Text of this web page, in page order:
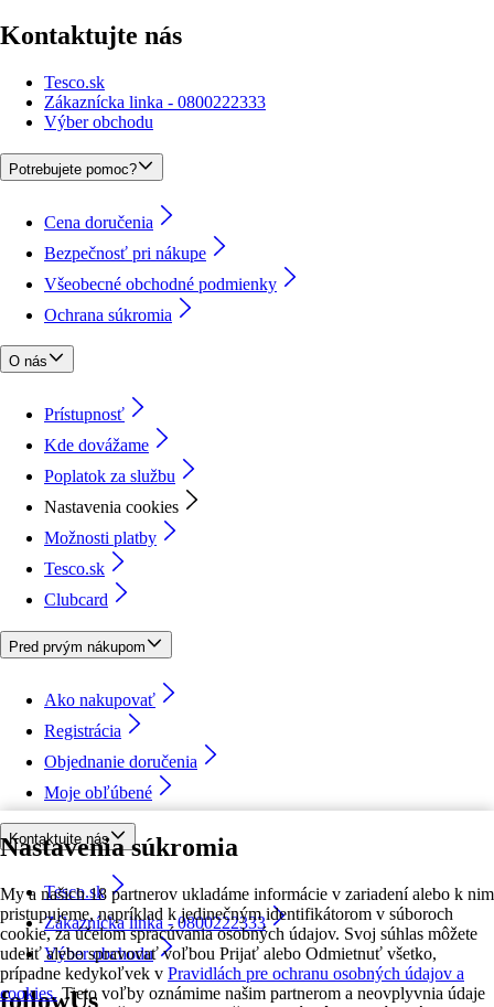
Nastavenia súkromia
My a našich 18 partnerov ukladáme informácie v zariadení alebo k nim
pristupujeme, napríklad k jedinečným identifikátorom v súboroch
cookie, za účelom spracúvania osobných údajov. Svoj súhlas môžete
udeliť alebo spravovať voľbou Prijať alebo Odmietnuť všetko,
prípadne kedykoľvek v Pravidlách pre ochranu osobných údajov a
cookies. Tieto voľby oznámime našim partnerom a neovplyvnia údaje
Kontaktujte nás
Tesco.sk
Zákaznícka linka - 0800222333
Výber obchodu
Potrebujete pomoc?
Cena doručenia
Bezpečnosť pri nákupe
Všeobecné obchodné podmienky
Ochrana súkromia
O nás
Prístupnosť
Kde dovážame
Poplatok za službu
Nastavenia cookies
Možnosti platby
Tesco.sk
Clubcard
Pred prvým nákupom
Ako nakupovať
Registrácia
Objednanie doručenia
Moje obľúbené
Kontaktujte nás
Tesco.sk
Zákaznícka linka - 0800222333
Výber obchodu
followUs